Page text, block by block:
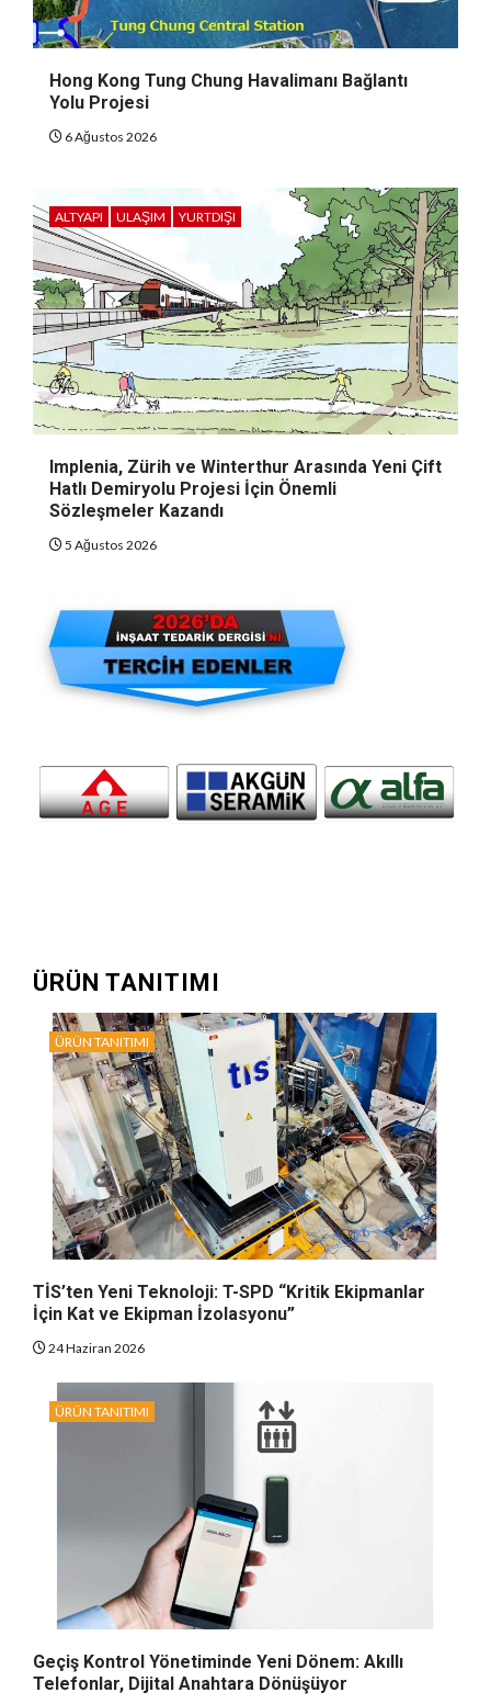
Hong Kong Tung Chung Havalimanı Bağlantı
Yolu Projesi
6 Ağustos 2026
ALTYAPI ULAŞIM YURTDIŞI
Implenia, Zürih ve Winterthur Arasında Yeni Çift
Hatlı Demiryolu Projesi İçin Önemli
Sözleşmeler Kazandı
5 Ağustos 2026
ÜRÜN TANITIMI
ÜRÜN TANITIMI
TİS’ten Yeni Teknoloji: T-SPD “Kritik Ekipmanlar
İçin Kat ve Ekipman İzolasyonu”
24 Haziran 2026
ÜRÜN TANITIMI
Geçiş Kontrol Yönetiminde Yeni Dönem: Akıllı
Telefonlar, Dijital Anahtara Dönüşüyor